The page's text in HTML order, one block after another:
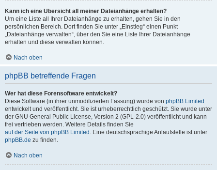
Kann ich eine Übersicht all meiner Dateianhänge erhalten?
Um eine Liste all Ihrer Dateianhänge zu erhalten, gehen Sie in den
persönlichen Bereich. Dort finden Sie unter „Einstieg“ einen Punkt
„Dateianhänge verwalten“, über den Sie eine Liste Ihrer Dateianhänge
erhalten und diese verwalten können.
Nach oben
phpBB betreffende Fragen
Wer hat diese Forensoftware entwickelt?
Diese Software (in ihrer unmodifizierten Fassung) wurde von phpBB Limited
entwickelt und veröffentlicht. Sie ist urheberrechtlich geschützt. Sie wurde unter
der GNU General Public License, Version 2 (GPL-2.0) veröffentlicht und kann
frei vertrieben werden. Weitere Details finden Sie
auf der Seite von phpBB Limited . Eine deutschsprachige Anlaufstelle ist unter
phpBB.de zu finden.
Nach oben